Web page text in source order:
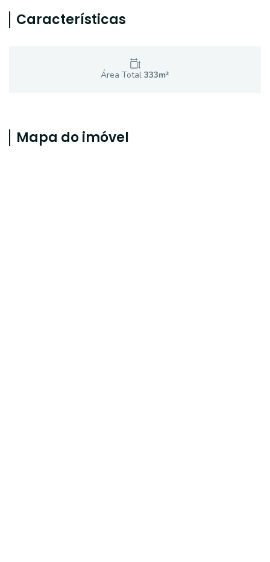
Características
Área Total 333m²
Mapa do imóvel